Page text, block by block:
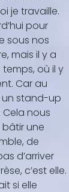
je travaille.
pour
sous nos
mais il y a
où il y
Car au
un stand-up
nous
une
de
d’arriver
c’est elle.
si elle